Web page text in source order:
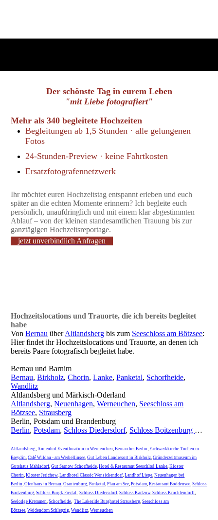
Der schönste Tag in eurem Leben
"mit Liebe fotografiert"
Mehr als 340 begleitete Hochzeiten
Begleitungen ab 1,5 Stunden · alle gelungenen
Fotos
24-Stunden-Preview · keine Fahrtkosten
Ersatzfotografennetzwerk
Ihr möchtet euren Hochzeitstag entspannt erleben und euch
später an die echten Momente erinnern? Ich begleite euch
persönlich, unaufdringlich und mit einem klar abgestimmten
Ablauf – von der kleinen standesamtlichen Trauung bis zur
ganztägigen Hochzeitsreportage.
jetzt unverbindlich Anfragen
Hochzeitslocations und Trauorte, die ich bereits begleitet
habe
VonBernau überAltlandsberg bis zum Seeschloss am Bötzsee:
Hier findet ihr Hochzeitslocations und Trauorte, an denen ich
bereits Paare fotografisch begleitet habe.
Bernau und Barnim
Bernau,Birkholz,Chorin,Lanke,Panketal, Schorfheide,
Wandlitz
Altlandsberg und Märkisch-Oderland
Altlandsberg,Neuenhagen,Werneuchen, Seeschloss am
Bötzsee, Strausberg
Berlin, Potsdam und Brandenburg
Berlin,Potsdam, Schloss Diedersdorf, Schloss Boitzenburg …
Altlandsberg,Annenhof Eventlocation in Werneuchen,Bernau bei Berlin, Fachwerkkirche Tuchen in
Breydin,Café Wildau - am Werbellinsee,Gut Leben Landresort in Birkholz,Gründerzeitmuseum im
Gutshaus Mahlsdorf,Gut Sarnow Schorfheide,Hotel & Restaurant Seeschloß Lanke,Kloster
Chorin,Kloster Jerichow,Landhotel Classic Wensickendorf,Landhof Liepe,Neuenhagen bei
Berlin,Ofenhaus in Bernau,Oranienburg,Panketal,Plau am See,Potsdam,Restaurant Boddensee,Schloss
Boitzenburg,Schloss Burgk Freital,Schloss Diedersdorf,Schloss Kartzow,Schloss Kröchlendorff,
Seelodge Kremmen,Schorfheide,The Lakeside Burghotel Strausberg,Seeschloss am
Bötzsee,Weidendom Schlepzig,Wandlitz,Werneuchen